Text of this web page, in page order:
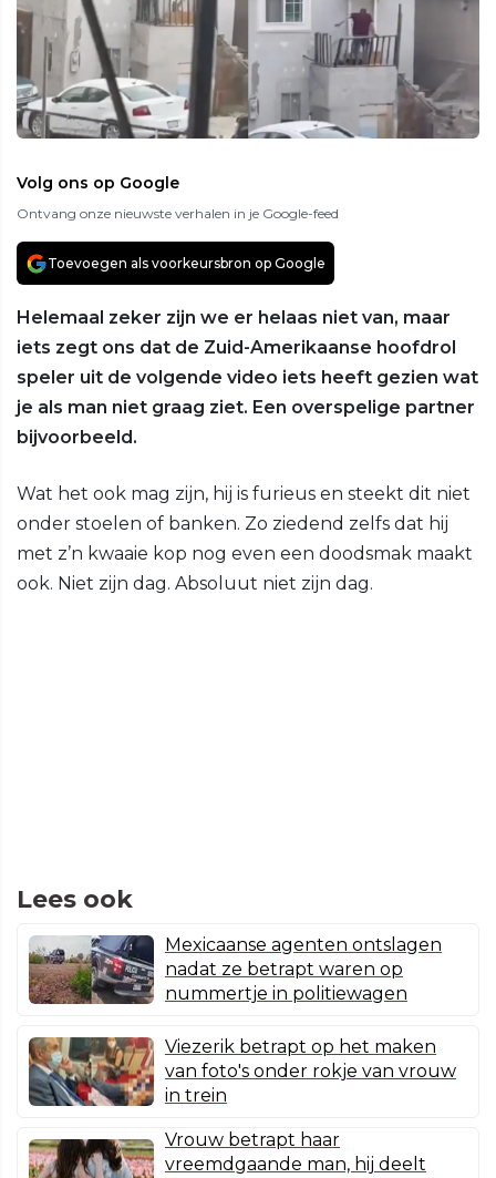
Volg ons op Google
Ontvang onze nieuwste verhalen in je Google-feed
Toevoegen als voorkeursbron op Google
Helemaal zeker zijn we er helaas niet van, maar
iets zegt ons dat de Zuid-Amerikaanse hoofdrol
speler uit de volgende video iets heeft gezien wat
je als man niet graag ziet. Een overspelige partner
bijvoorbeeld.
Wat het ook mag zijn, hij is furieus en steekt dit niet
onder stoelen of banken. Zo ziedend zelfs dat hij
met z’n kwaaie kop nog even een doodsmak maakt
ook. Niet zijn dag. Absoluut niet zijn dag.
Lees ook
Mexicaanse agenten ontslagen
nadat ze betrapt waren op
nummertje in politiewagen
Viezerik betrapt op het maken
van foto's onder rokje van vrouw
in trein
Vrouw betrapt haar
vreemdgaande man, hij deelt